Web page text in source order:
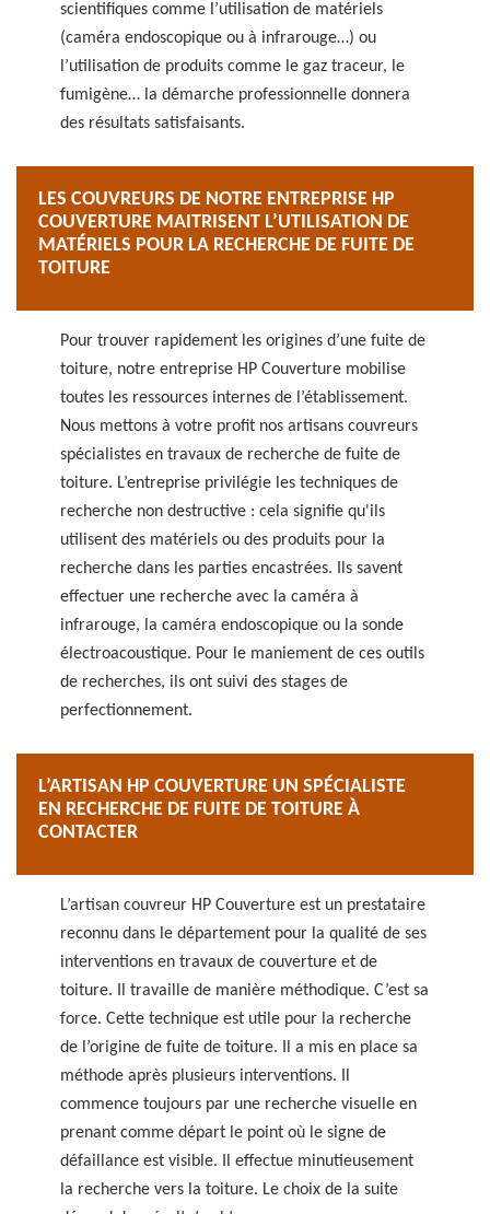
scientifiques comme l’utilisation de matériels
(caméra endoscopique ou à infrarouge…) ou
l’utilisation de produits comme le gaz traceur, le
fumigène… la démarche professionnelle donnera
des résultats satisfaisants.
LES COUVREURS DE NOTRE ENTREPRISE HP
COUVERTURE MAITRISENT L’UTILISATION DE
MATÉRIELS POUR LA RECHERCHE DE FUITE DE
TOITURE
Pour trouver rapidement les origines d’une fuite de
toiture, notre entreprise HP Couverture mobilise
toutes les ressources internes de l’établissement.
Nous mettons à votre profit nos artisans couvreurs
spécialistes en travaux de recherche de fuite de
toiture. L’entreprise privilégie les techniques de
recherche non destructive : cela signifie qu'ils
utilisent des matériels ou des produits pour la
recherche dans les parties encastrées. Ils savent
effectuer une recherche avec la caméra à
infrarouge, la caméra endoscopique ou la sonde
électroacoustique. Pour le maniement de ces outils
de recherches, ils ont suivi des stages de
perfectionnement.
L’ARTISAN HP COUVERTURE UN SPÉCIALISTE
EN RECHERCHE DE FUITE DE TOITURE À
CONTACTER
L’artisan couvreur HP Couverture est un prestataire
reconnu dans le département pour la qualité de ses
interventions en travaux de couverture et de
toiture. Il travaille de manière méthodique. C’est sa
force. Cette technique est utile pour la recherche
de l’origine de fuite de toiture. Il a mis en place sa
méthode après plusieurs interventions. Il
commence toujours par une recherche visuelle en
prenant comme départ le point où le signe de
défaillance est visible. Il effectue minutieusement
la recherche vers la toiture. Le choix de la suite